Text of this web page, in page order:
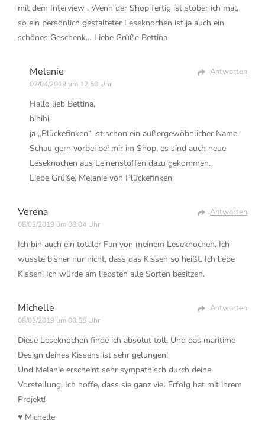
mit dem Interview . Wenn der Shop fertig ist stöber ich mal,
so ein persönlich gestalteter Leseknochen ist ja auch ein
schönes Geschenk… Liebe Grüße Bettina
Melanie
02/04/2019 um 12:50 Uhr
Antworten
Hallo lieb Bettina,
hihihi,
ja „Plückefinken“ ist schon ein außergewöhnlicher Name.
Schau gern vorbei bei mir im Shop, es sind auch neue
Leseknochen aus Leinenstoffen dazu gekommen.
Liebe Grüße, Melanie von Plückefinken
Verena
08/03/2019 um 08:04 Uhr
Antworten
Ich bin auch ein totaler Fan von meinem Leseknochen. Ich
wusste bisher nur nicht, dass das Kissen so heißt. Ich liebe
Kissen! Ich würde am liebsten alle Sorten besitzen.
Michelle
08/03/2019 um 00:55 Uhr
Antworten
Diese Leseknochen finde ich absolut toll. Und das maritime
Design deines Kissens ist sehr gelungen!
Und Melanie erscheint sehr sympathisch durch deine
Vorstellung. Ich hoffe, dass sie ganz viel Erfolg hat mit ihrem
Projekt!
♥️ Michelle